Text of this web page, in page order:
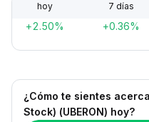
hoy 7 días
+2.50% +0.36%
¿Cómo te sientes
Stock) (UBERON) hoy?